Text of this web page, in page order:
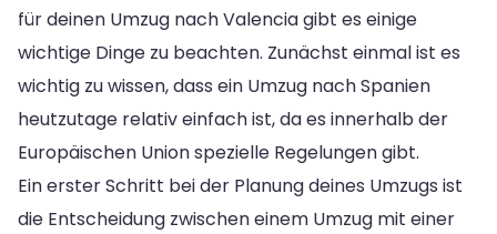
für deinen Umzug nach Valencia gibt es einige
wichtige Dinge zu beachten. Zunächst einmal ist es
wichtig zu wissen, dass ein Umzug nach Spanien
heutzutage relativ einfach ist, da es innerhalb der
Europäischen Union spezielle Regelungen gibt.
Ein erster Schritt bei der Planung deines Umzugs ist
die Entscheidung zwischen einem Umzug mit einer